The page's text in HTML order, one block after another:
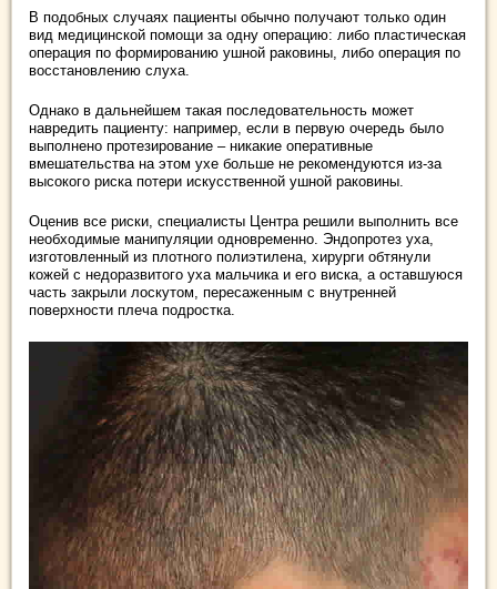
В подобных случаях пациенты обычно получают только один
вид медицинской помощи за одну операцию: либо пластическая
операция по формированию ушной раковины, либо операция по
восстановлению слуха.
Однако в дальнейшем такая последовательность может
навредить пациенту: например, если в первую очередь было
выполнено протезирование – никакие оперативные
вмешательства на этом ухе больше не рекомендуются из-за
высокого риска потери искусственной ушной раковины.
Оценив все риски, специалисты Центра решили выполнить все
необходимые манипуляции одновременно. Эндопротез уха,
изготовленный из плотного полиэтилена, хирурги обтянули
кожей с недоразвитого уха мальчика и его виска, а оставшуюся
часть закрыли лоскутом, пересаженным с внутренней
поверхности плеча подростка.